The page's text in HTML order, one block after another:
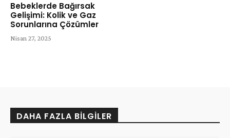
Bebeklerde Bağırsak
Gelişimi: Kolik ve Gaz
Sorunlarına Çözümler
Nisan 27, 2025
DAHA FAZLA BILGILER